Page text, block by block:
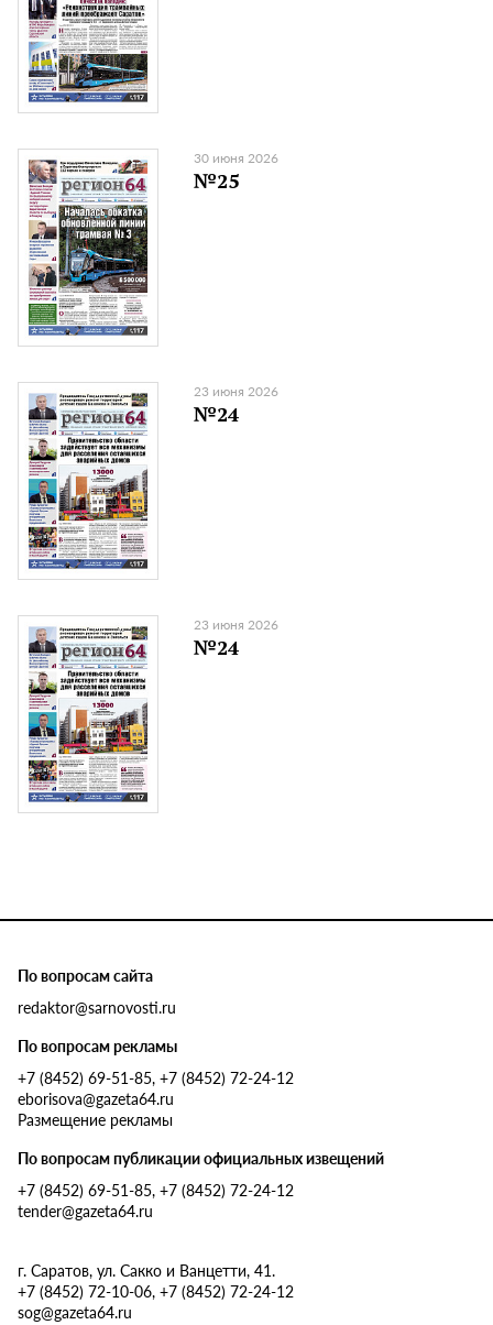
30 июня 2026
№25
23 июня 2026
№24
23 июня 2026
№24
По вопросам сайта
redaktor@sarnovosti.ru
По вопросам рекламы
+7 (8452) 69-51-85, +7 (8452) 72-24-12
eborisova@gazeta64.ru
Размещение рекламы
По вопросам публикации официальных извещений
+7 (8452) 69-51-85, +7 (8452) 72-24-12
tender@gazeta64.ru
г. Саратов, ул. Сакко и Ванцетти, 41.
+7 (8452) 72-10-06, +7 (8452) 72-24-12
sog@gazeta64.ru